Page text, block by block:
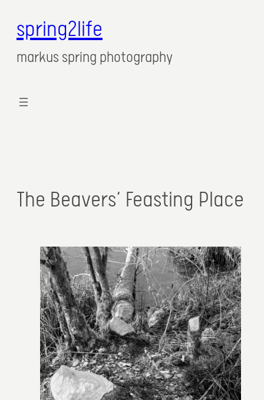
spring2life
markus spring photography
The Beavers‘ Feasting Place